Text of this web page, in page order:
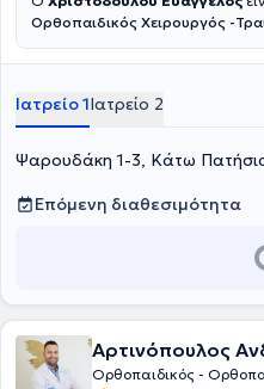
Ορθοπαιδικός Χειρουργός -
Πατήσια.Κατέχει θέση
ρομποτικών συστημάτων και
Αντιμετωπίζει όλο το φάσμα της
αρθροσκοπικών επεμβάσεων.
αναγεννητικές θεραπείες με
Ιατρείο 1Ιατρείο 2
Ψαρουδάκη 1-3, Κάτω
Επόμενη διαθεσιμότητα
Αρτινόπουλος
Ορθοπαιδικός -